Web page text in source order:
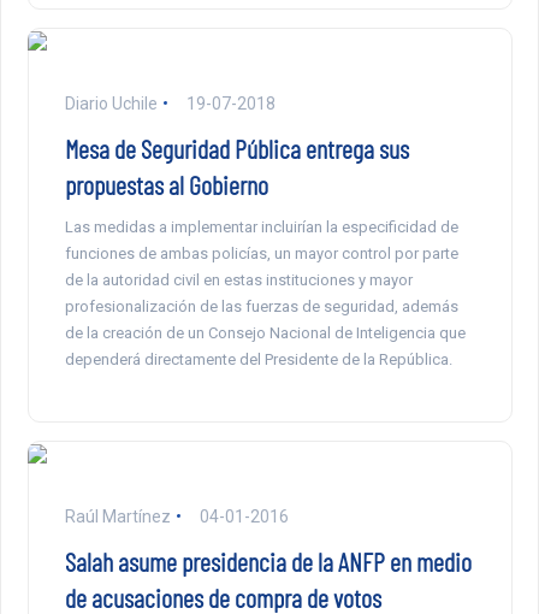
Diario Uchile 19-07-2018
Mesa de Seguridad Pública entrega sus
propuestas al Gobierno
Las medidas a implementar incluirían la especificidad de
funciones de ambas policías, un mayor control por parte
de la autoridad civil en estas instituciones y mayor
profesionalización de las fuerzas de seguridad, además
de la creación de un Consejo Nacional de Inteligencia que
dependerá directamente del Presidente de la República.
Raúl Martínez 04-01-2016
Salah asume presidencia de la ANFP en medio
de acusaciones de compra de votos